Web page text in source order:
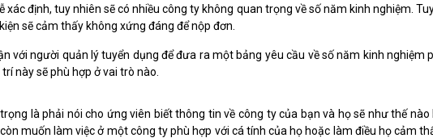
xác định, tuy nhiên sẽ có nhiều công ty không quan trọng về số năm kinh nghiệm.
sẽ cảm thấy không xứng đáng để nộp đơn.
với người quản lý tuyển dụng để đưa ra một bảng yêu cầu về số năm kinh
này sẽ phù hợp ở vai trò nào.
là phải nói cho ứng viên biết thông tin về công ty của bạn và họ sẽ như thế
muốn làm việc ở một công ty phù hợp với cá tính của họ hoặc làm điều họ cảm